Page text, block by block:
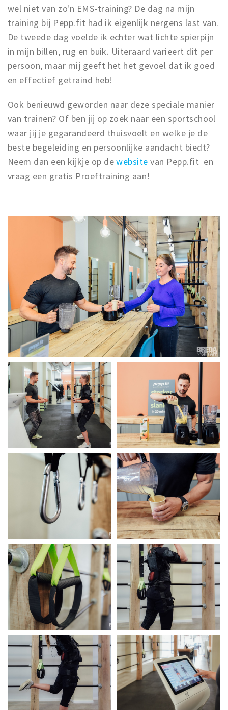
wel niet van zo'n EMS-training? De dag na mijn
training bij Pepp.fit had ik eigenlijk nergens last van.
De tweede dag voelde ik echter wat lichte spierpijn
in mijn billen, rug en buik. Uiteraard varieert dit per
persoon, maar mij geeft het het gevoel dat ik goed
en effectief getraind heb!
Ook benieuwd geworden naar deze speciale manier
van trainen? Of ben jij op zoek naar een sportschool
waar jij je gegarandeerd thuisvoelt en welke je de
beste begeleiding en persoonlijke aandacht biedt?
Neem dan een kijkje op dewebsite van Pepp.fit en
vraag een gratis Proeftraining aan!